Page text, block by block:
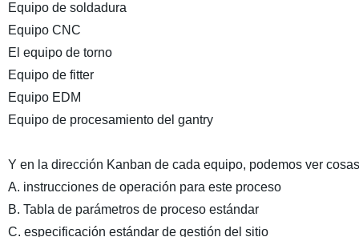
Equipo de soldadura
Equipo CNC
El equipo de torno
Equipo de fitter
Equipo EDM
Equipo de procesamiento del gantry
Y en la dirección Kanban de cada equipo, podemos ver
A. instrucciones de operación para este proceso
B. Tabla de parámetros de proceso estándar
C. especificación estándar de gestión del sitio